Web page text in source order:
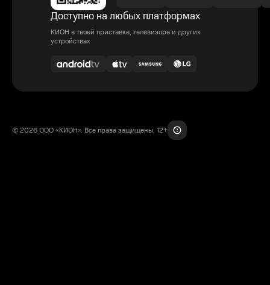
Доступно на любых платформах
КИОН в твоей приставке, телевизоре и других
устройствах
© 2026 ООО «КИОН». Все права защищены. 12+